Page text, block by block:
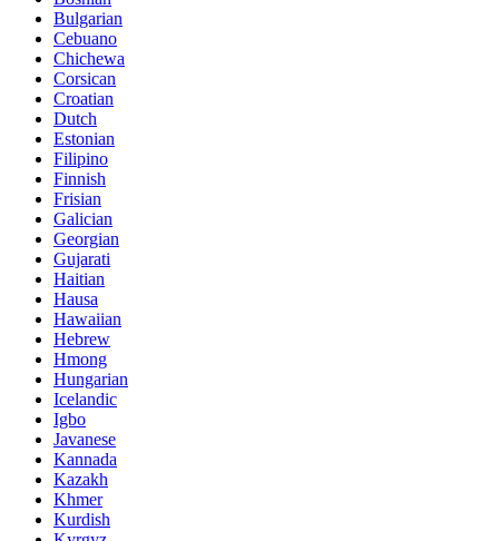
Bulgarian
Cebuano
Chichewa
Corsican
Croatian
Dutch
Estonian
Filipino
Finnish
Frisian
Galician
Georgian
Gujarati
Haitian
Hausa
Hawaiian
Hebrew
Hmong
Hungarian
Icelandic
Igbo
Javanese
Kannada
Kazakh
Khmer
Kurdish